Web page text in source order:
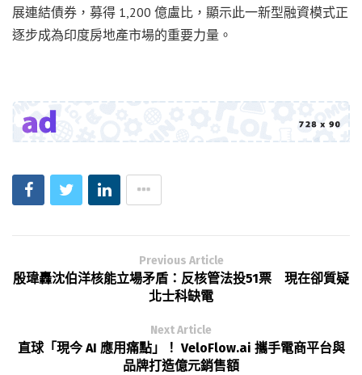
展連結債券，募得 1,200 億盧比，顯示此一新型融資模式正
逐步成為印度房地產市場的重要力量。
Previous Article
殷瑋轟沈伯洋核能立場矛盾：反核管法投51票 現在卻質疑
北士科缺電
Next Article
直球「現今 AI 應用痛點」！ VeloFlow.ai 攜手電商平台與
品牌打造億元銷售額